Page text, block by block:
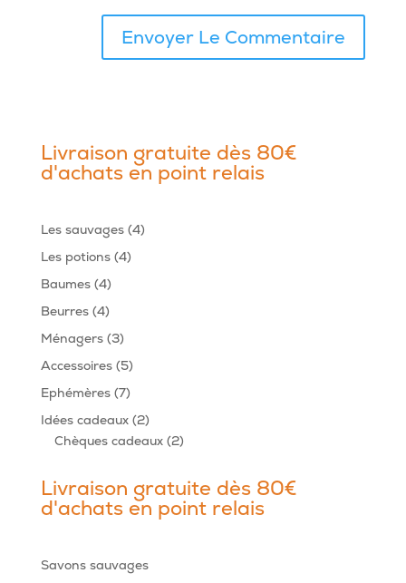
Livraison gratuite dès 80€
d'achats en point relais
Les sauvages 44
Les potions 44
Baumes 44
produits
Beurres 44
produits
Ménagers 33
produits
Accessoires 55
produits
Ephémères 77
produits
Idées cadeaux 22
produits
Chèques cadeaux 22
Livraison gratuite dès 80€
d'achats en point relais
Savons sauvages